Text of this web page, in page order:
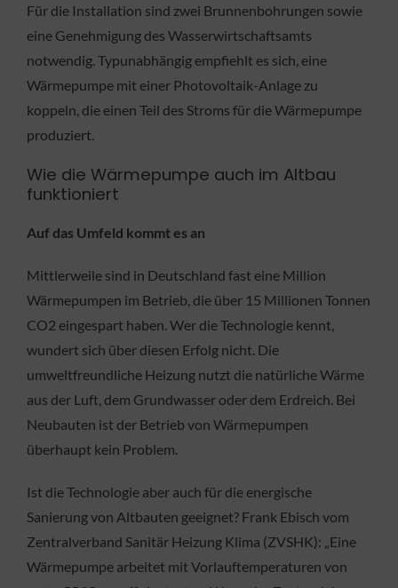
Für die Installation sind zwei Brunnenbohrungen sowie
eine Genehmigung des Wasserwirtschaftsamts
notwendig. Typunabhängig empfiehlt es sich, eine
Wärmepumpe mit einer Photovoltaik-Anlage zu
koppeln, die einen Teil des Stroms für die Wärmepumpe
produziert.
Wie die Wärmepumpe auch im Altbau
funktioniert
Auf das Umfeld kommt es an
Mittlerweile sind in Deutschland fast eine Million
Wärmepumpen im Betrieb, die über 15 Millionen Tonnen
CO2 eingespart haben. Wer die Technologie kennt,
wundert sich über diesen Erfolg nicht. Die
umweltfreundliche Heizung nutzt die natürliche Wärme
aus der Luft, dem Grundwasser oder dem Erdreich. Bei
Neubauten ist der Betrieb von Wärmepumpen
überhaupt kein Problem.
Ist die Technologie aber auch für die energische
Sanierung von Altbauten geeignet? Frank Ebisch vom
Zentralverband Sanitär Heizung Klima (ZVSHK): „Eine
Wärmepumpe arbeitet mit Vorlauftemperaturen von